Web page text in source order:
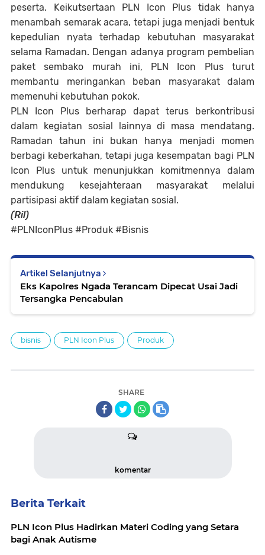
peserta. Keikutsertaan PLN Icon Plus tidak hanya
menambah semarak acara, tetapi juga menjadi bentuk
kepedulian nyata terhadap kebutuhan masyarakat
selama Ramadan. Dengan adanya program pembelian
paket sembako murah ini, PLN Icon Plus turut
membantu meringankan beban masyarakat dalam
memenuhi kebutuhan pokok.
PLN Icon Plus berharap dapat terus berkontribusi
dalam kegiatan sosial lainnya di masa mendatang.
Ramadan tahun ini bukan hanya menjadi momen
berbagi keberkahan, tetapi juga kesempatan bagi PLN
Icon Plus untuk menunjukkan komitmennya dalam
mendukung kesejahteraan masyarakat melalui
partisipasi aktif dalam kegiatan sosial.
(Ril)
#PLNIconPlus #Produk #Bisnis
Artikel Selanjutnya
Eks Kapolres Ngada Terancam Dipecat Usai Jadi
Tersangka Pencabulan
bisnis PLN Icon Plus Produk
SHARE
komentar
Berita Terkait
PLN Icon Plus Hadirkan Materi Coding yang Setara
bagi Anak Autisme